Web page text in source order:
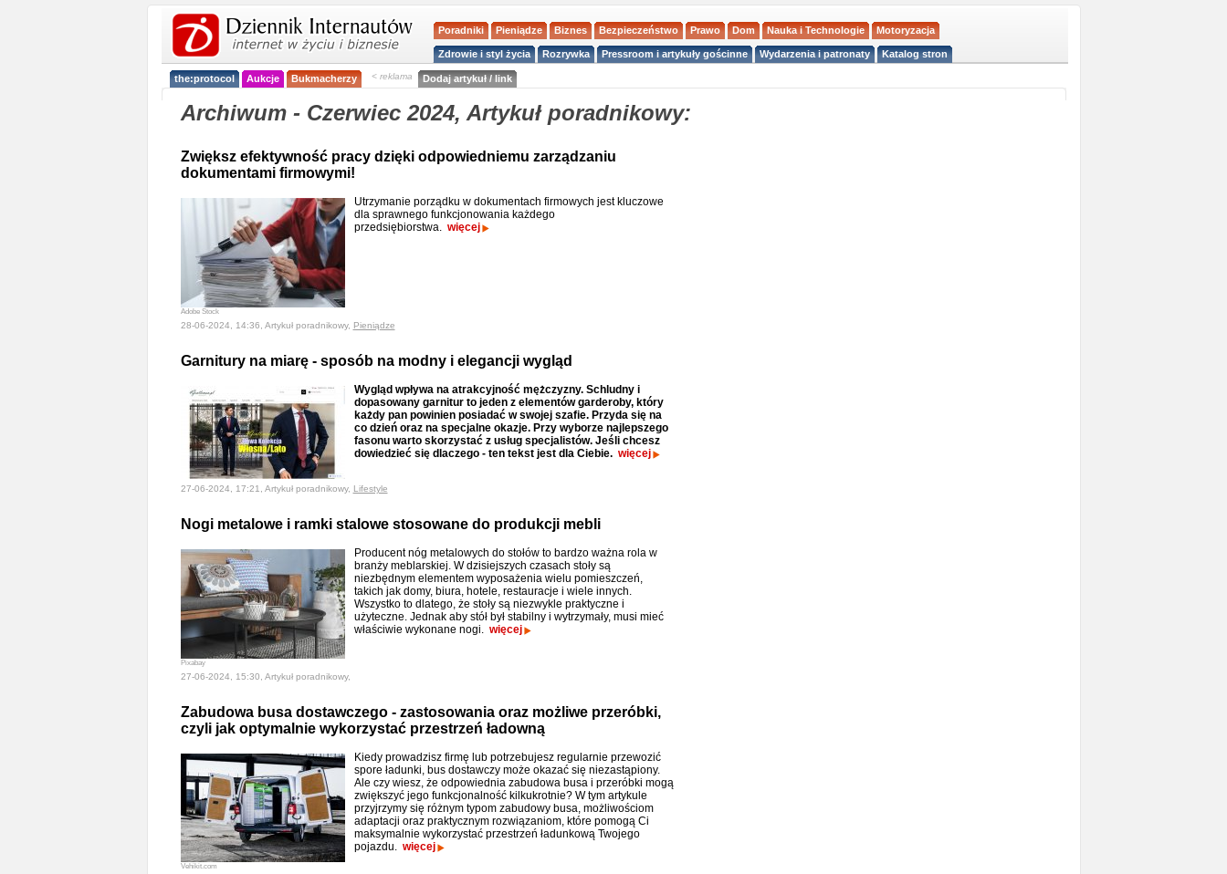
Poradniki Pieniądze Biznes Bezpieczeństwo Prawo Dom Nauka i Technologie Motoryzacja
Zdrowie i styl życia Rozrywka Pressroom i artykuły gościnne Wydarzenia i patronaty Katalog stron
the:protocol Aukcje Bukmacherzy < reklama Dodaj artykuł / link
Archiwum - Czerwiec 2024, Artykuł poradnikowy:
Zwiększ efektywność pracy dzięki odpowiedniemu zarządzaniu
dokumentami firmowymi!
Adobe Stock
Utrzymanie porządku w dokumentach firmowych jest kluczowe
dla sprawnego funkcjonowania każdego
przedsiębiorstwa. więcej
28-06-2024, 14:36, Artykuł poradnikowy, Pieniądze
Garnitury na miarę - sposób na modny i elegancji wygląd
Wygląd wpływa na atrakcyjność mężczyzny. Schludny i
dopasowany garnitur to jeden z elementów garderoby, który
każdy pan powinien posiadać w swojej szafie. Przyda się na
co dzień oraz na specjalne okazje. Przy wyborze najlepszego
fasonu warto skorzystać z usług specjalistów. Jeśli chcesz
dowiedzieć się dlaczego - ten tekst jest dla Ciebie. więcej
27-06-2024, 17:21, Artykuł poradnikowy, Lifestyle
Nogi metalowe i ramki stalowe stosowane do produkcji mebli
Pixabay
Producent nóg metalowych do stołów to bardzo ważna rola w
branży meblarskiej. W dzisiejszych czasach stoły są
niezbędnym elementem wyposażenia wielu pomieszczeń,
takich jak domy, biura, hotele, restauracje i wiele innych.
Wszystko to dlatego, że stoły są niezwykle praktyczne i
użyteczne. Jednak aby stół był stabilny i wytrzymały, musi mieć
właściwie wykonane nogi. więcej
27-06-2024, 15:30, Artykuł poradnikowy,
Zabudowa busa dostawczego - zastosowania oraz możliwe przeróbki,
czyli jak optymalnie wykorzystać przestrzeń ładowną
Vehikit.com
Kiedy prowadzisz firmę lub potrzebujesz regularnie przewozić
spore ładunki, bus dostawczy może okazać się niezastąpiony.
Ale czy wiesz, że odpowiednia zabudowa busa i przeróbki mogą
zwiększyć jego funkcjonalność kilkukrotnie? W tym artykule
przyjrzymy się różnym typom zabudowy busa, możliwościom
adaptacji oraz praktycznym rozwiązaniom, które pomogą Ci
maksymalnie wykorzystać przestrzeń ładunkową Twojego
pojazdu. więcej